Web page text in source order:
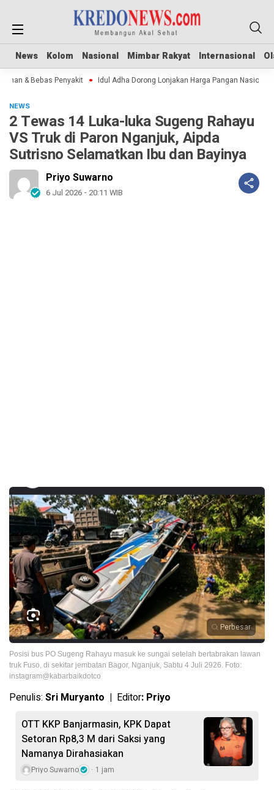
News Kolom Nasional Mimbar Rakyat Internasional
News Kolom Nasional Mimbar Rakyat Internasional
& Bebas Penyakit Idul Adha Dorong Lonjakan Harga Pangan Nasional
NEWS
2 Tewas 14 Luka-luka Sugeng Rahayu
VS Truk di Paron Nganjuk, Aipda
Sutrisno Selamatkan Ibu dan Bayinya
Priyo Suwarno
6 Jul 2026 - 20:11 WIB
Perbesar
Posisi bus PO Sugeng Rahayu masuk ke sungai setelah bertabrakan lawan
truk Fuso, di sekitar jembatan Bagor, Nganjuk, Sabtu 4 Juli 2926. Foto:
instagram@kabarbaikdotco
Penulis: Sri Muryanto | Editor: Priyo
OTT KKP Banjarmasin, KPK Dapat
Setoran Rp8,3 M dari Saksi yang
Namanya Dirahasiakan
Priyo Suwarno 1 jam